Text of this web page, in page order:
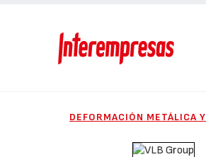
DEFORMACIÓN METÁLICA